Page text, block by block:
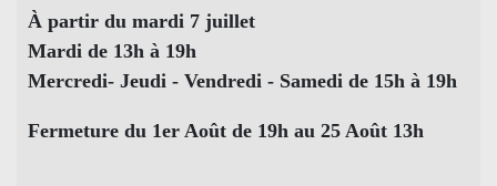
À partir du mardi 7 juillet
Mardi de 13h à 19h
Mercredi- Jeudi - Vendredi - Samedi de 15h à 19h
Fermeture du 1er Août de 19h au 25 Août 13h